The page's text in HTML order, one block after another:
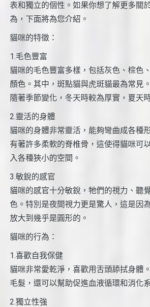
表和獨立的個性。如果你想了解更多關
為，下面將為您介紹。
貓咪的特徵：
1.毛色豐富
貓咪的毛色豐富多樣，包括灰色、棕色
顏色。其中，斑點貓與虎斑貓最為常見
隨著季節變化，冬天時較為厚實，夏天
2.靈活的身體
貓咪的身體非常靈活，能夠彎曲成各種
有著許多柔軟的脊椎骨，這使得貓咪可
入各種狹小的空間。
3.敏銳的感官
貓咪的感官十分敏銳，牠們的視力、聽
色。特別是夜間視力更是驚人，這是因
放大到幾乎是圓形的。
貓咪的行為：
1.喜歡自我保健
貓咪非常愛乾淨，喜歡用舌頭舔拭身體
毛髮，還可以幫助促進血液循環和消化
2.獨立性強